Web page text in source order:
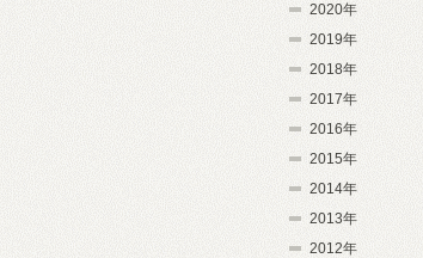
2020年
2019年
2018年
2017年
2016年
2015年
2014年
2013年
2012年